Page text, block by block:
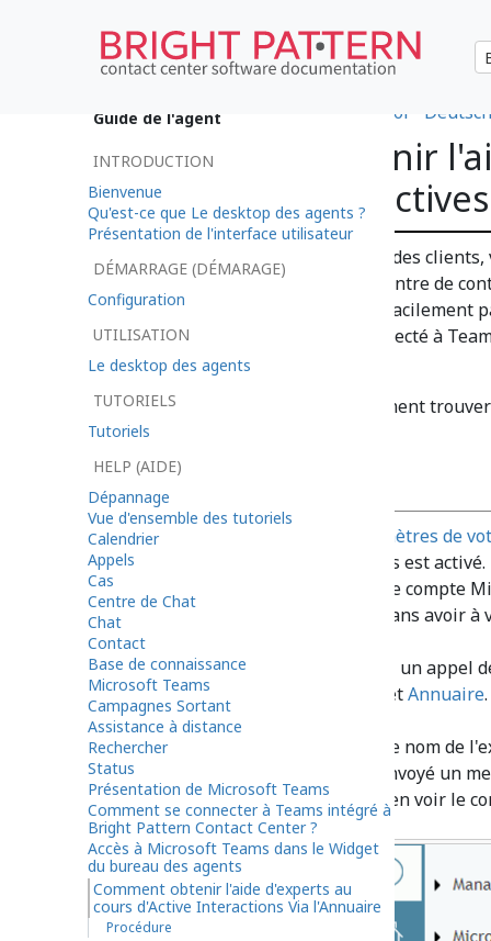
•日本語•العربية español Deutsch
Comment obtenir
d'interactions
Pendant que vous chattez avec des
de l'aide à un expert. Si votre centre de
communications, vous pouvez facilement
à la recherche d'un expert connecté à
le problème du client.
Cet article vous montrera comment
chat personnel.
Procédure
Paramètres de
que Microsoft Teams est
êtes connecté à votre compte
les experts Teams sans avoir à
Lorsque vous traitez un appel
client, ouvrez l'ongletAnnuaire.
Si vous connaissez le nom de
vous lui avez déjà envoyé un
Teams Chats pour en voir le
Guide de l'agent
INTRODUCTION
Bienvenue
Qu'est-ce que Le desktop des agents ?
Présentation de l'interface utilisateur
DÉMARRAGE (DÉMARAGE)
Configuration
UTILISATION
Le desktop des agents
TUTORIELS
Tutoriels
HELP (AIDE)
Dépannage
Vue d'ensemble des tutoriels
Calendrier
Appels
Cas
Centre de Chat
Chat
Contact
Base de connaissance
Microsoft Teams
Campagnes Sortant
Assistance à distance
Rechercher
Status
Présentation de Microsoft Teams
Comment se connecter à Teams intégré à
Bright Pattern Contact Center ?
Accès à Microsoft Teams dans le Widget
du bureau des agents
Comment obtenir l'aide d'experts au
cours d'Active Interactions Via l'Annuaire
Procédure